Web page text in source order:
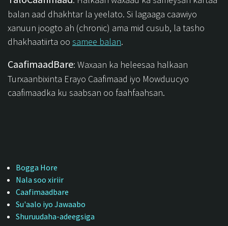
balan aad dhakhtar la yeelato. Si lagaaga caawiyo
xanuun joogto ah (chronic) ama mid cusub, la tasho
dhakhaatiirta oo samee balan.
CaafimaadBare: Waxaan ka heleesaa halkaan
Turxaanbixinta Erayo Caafimaad iyo Mowduucyo
caafimaadka ku saabsan oo faahfaahsan.
Bogga Hore
Nala soo xiriir
Caafimaadbare
Su'aalo iyo Jawaabo
Shuruudaha-adeegsiga